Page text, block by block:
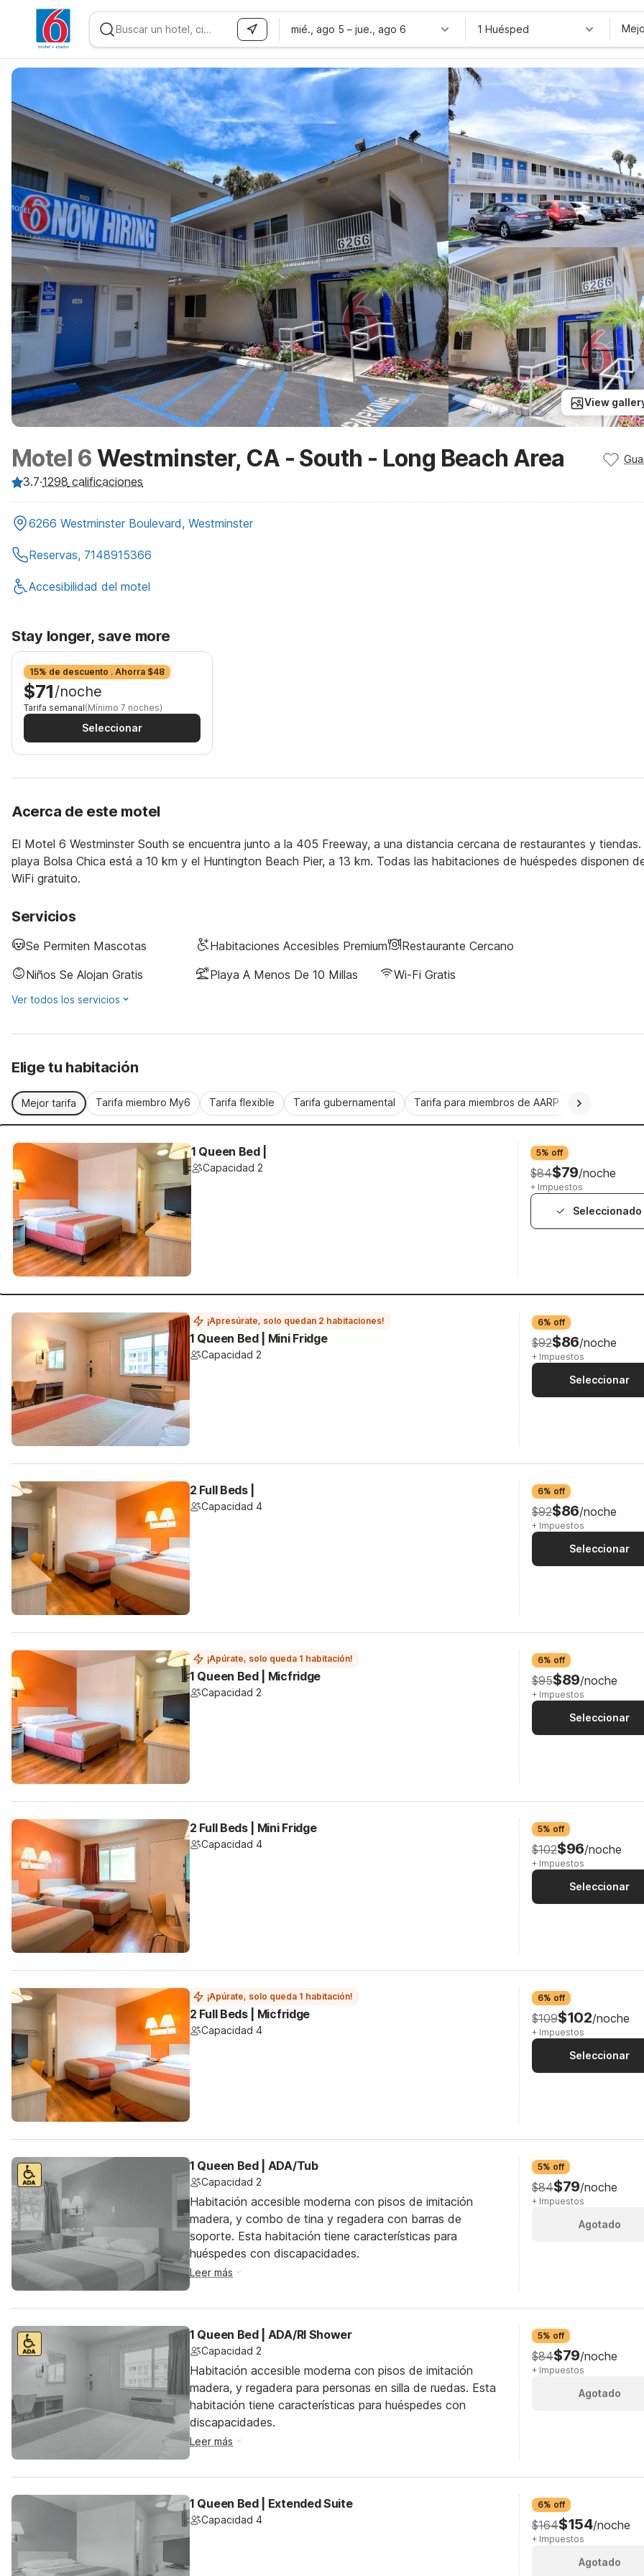
mié., ago 5 – jue., ago 6 1 Huésped
View
Motel 6 Westminster, CA - South - Long Beach Area
3.7·1298 calificaciones
6266 Westminster Boulevard, Westminster
Reservas, 7148915366
Accesibilidad del motel
Stay longer, save more
15% de descuento . Ahorra $48
$71/noche
Tarifa semanal(Mínimo 7 noches)
Seleccionar
Acerca de este motel
El Motel 6 Westminster South se encuentra junto a la 405 Freeway, a una distancia cercana de restaurantes y tiendas.
playa Bolsa Chica está a 10 km y el Huntington Beach Pier, a 13 km. Todas las habitaciones de huéspedes disponen
WiFi gratuito.
Servicios
Se Permiten Mascotas Habitaciones Accesibles Premium
Restaurante Cercano
Niños Se Alojan Gratis
Playa A Menos De 10 Millas Wi-Fi Gratis
Ver todos los servicios
Elige tu habitación
Mejor tarifa Tarifa miembro My6 Tarifa flexible Tarifa gubernamental Tarifa para miembros de AARP
1 Queen Bed |
Capacidad 2
5% off
$84$79/noche
+ Impuestos
Seleccionado
¡Apresúrate, solo quedan 2 habitaciones!
1 Queen Bed | Mini Fridge
Capacidad 2
6% off
$92$86/noche
+ Impuestos
Seleccionar
2 Full Beds |
Capacidad 4
6% off
$92$86/noche
+ Impuestos
Seleccionar
¡Apúrate, solo queda 1 habitación!
1 Queen Bed | Micfridge
Capacidad 2
6% off
$95$89/noche
+ Impuestos
Seleccionar
2 Full Beds | Mini Fridge
Capacidad 4
5% off
$102$96/noche
+ Impuestos
Seleccionar
¡Apúrate, solo queda 1 habitación!
2 Full Beds | Micfridge
Capacidad 4
6% off
$109$102/noche
+ Impuestos
Seleccionar
1 Queen Bed | ADA/Tub
Capacidad 2
Habitación accesible moderna con pisos de imitación
madera, y combo de tina y regadera con barras de
soporte. Esta habitación tiene características para
huéspedes con discapacidades.
Leer más
5% off
$84$79/noche
+ Impuestos
Agotado
1 Queen Bed | ADA/RI Shower
Capacidad 2
Habitación accesible moderna con pisos de imitación
madera, y regadera para personas en silla de ruedas. Esta
habitación tiene características para huéspedes con
discapacidades.
Leer más
5% off
$84$79/noche
+ Impuestos
Agotado
1 Queen Bed | Extended Suite
Capacidad 4
6% off
$164$154/noche
+ Impuestos
Agotado